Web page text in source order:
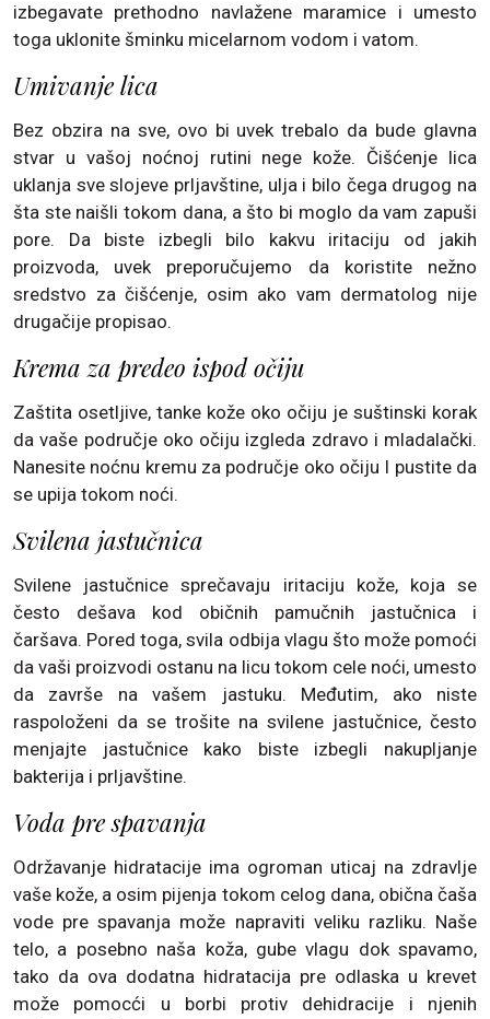
izbegavate prethodno navlažene maramice i umesto
toga uklonite šminku micelarnom vodom i vatom.
Umivanje lica
Bez obzira na sve, ovo bi uvek trebalo da bude glavna
stvar u vašoj noćnoj rutini nege kože. Čišćenje lica
uklanja sve slojeve prljavštine, ulja i bilo čega drugog na
šta ste naišli tokom dana, a što bi moglo da vam zapuši
pore. Da biste izbegli bilo kakvu iritaciju od jakih
proizvoda, uvek preporučujemo da koristite nežno
sredstvo za čišćenje, osim ako vam dermatolog nije
drugačije propisao.
Krema za predeo ispod očiju
Zaštita osetljive, tanke kože oko očiju je suštinski korak
da vaše područje oko očiju izgleda zdravo i mladalački.
Nanesite noćnu kremu za područje oko očiju I pustite da
se upija tokom noći.
Svilena jastučnica
Svilene jastučnice sprečavaju iritaciju kože, koja se
često dešava kod običnih pamučnih jastučnica i
čaršava. Pored toga, svila odbija vlagu što može pomoći
da vaši proizvodi ostanu na licu tokom cele noći, umesto
da završe na vašem jastuku. Međutim, ako niste
raspoloženi da se trošite na svilene jastučnice, često
menjajte jastučnice kako biste izbegli nakupljanje
bakterija i prljavštine.
Voda pre spavanja
Održavanje hidratacije ima ogroman uticaj na zdravlje
vaše kože, a osim pijenja tokom celog dana, obična čaša
vode pre spavanja može napraviti veliku razliku. Naše
telo, a posebno naša koža, gube vlagu dok spavamo,
tako da ova dodatna hidratacija pre odlaska u krevet
može pomocći u borbi protiv dehidracije i njenih